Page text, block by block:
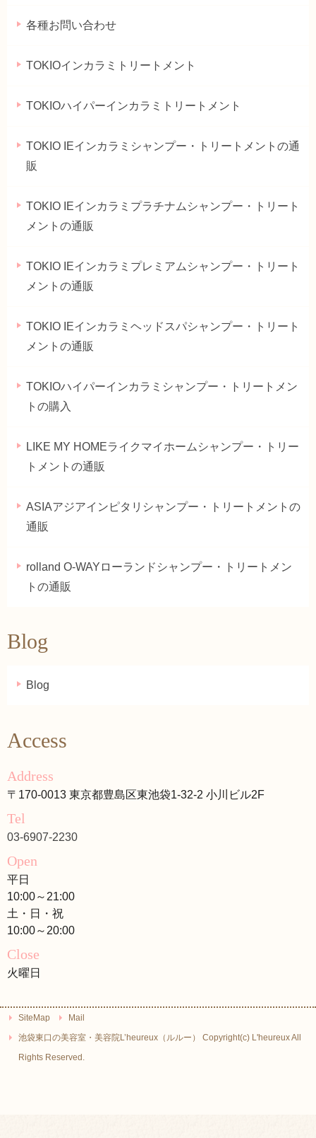
各種お問い合わせ
TOKIOインカラミトリートメント
TOKIOハイパーインカラミトリートメント
TOKIO IEインカラミシャンプー・トリートメントの通
販
TOKIO IEインカラミプラチナムシャンプー・トリート
メントの通販
TOKIO IEインカラミプレミアムシャンプー・トリート
メントの通販
TOKIO IEインカラミヘッドスパシャンプー・トリート
メントの通販
TOKIOハイパーインカラミシャンプー・トリートメン
トの購入
LIKE MY HOMEライクマイホームシャンプー・トリー
トメントの通販
ASIAアジアインピタリシャンプー・トリートメントの
通販
rolland O-WAYローランドシャンプー・トリートメン
トの通販
Blog
Blog
Access
Address
〒170-0013 東京都豊島区東池袋1-32-2 小川ビル2F
Tel
03-6907-2230
Open
平日
10:00～21:00
土・日・祝
10:00～20:00
Close
火曜日
SiteMap
Mail
池袋東口の美容室・美容院L’heureux（ルルー） Copyright(c) L'heureux All
Rights Reserved.